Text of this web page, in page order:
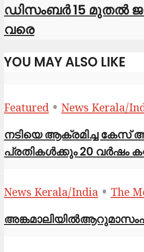
ഡിസംബർ 15 മുതൽ
വരെ
YOU MAY ALSO LIKE
Featured • News Kerala/
നടിയെ ആക്രമിച്ച കേസ്
പ്രതികൾക്കും 20 വർഷം
News Kerala/India • The